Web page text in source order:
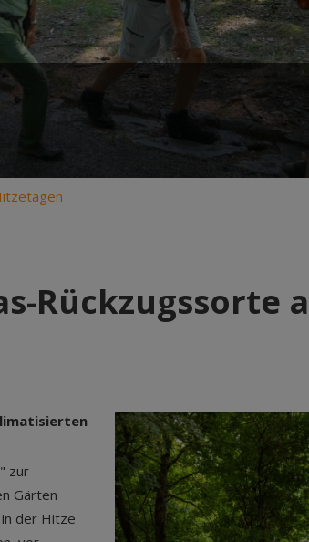
Rückzugssorte
zur
Gärten
der Hitze